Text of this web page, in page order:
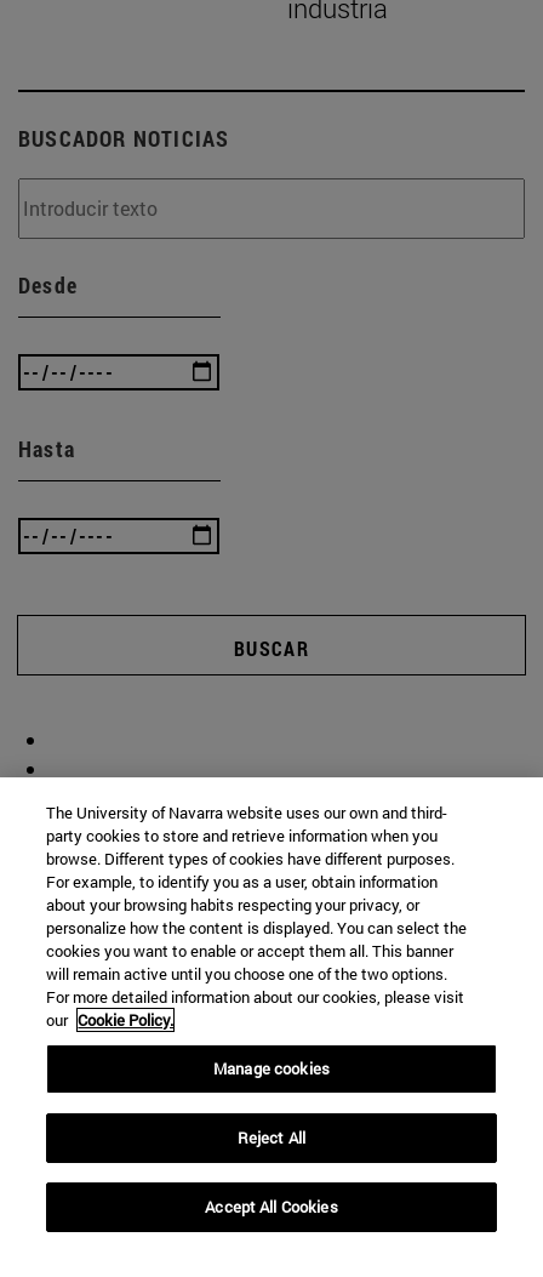
industria
BUSCADOR NOTICIAS
Desde
Hasta
BUSCAR
Accesos directos
The University of Navarra website uses our own and third-
party cookies to store and retrieve information when you
browse. Different types of cookies have different purposes.
For example, to identify you as a user, obtain information
about your browsing habits respecting your privacy, or
personalize how the content is displayed. You can select the
cookies you want to enable or accept them all. This banner
will remain active until you choose one of the two options.
For more detailed information about our cookies, please visit
our Cookie Policy.
Manage cookies
Reject All
Accept All Cookies